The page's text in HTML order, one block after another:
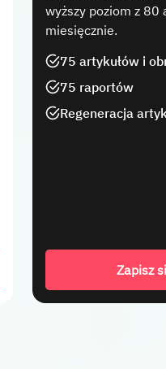
wyższy poziom z 80
miesięcznie.
75 artykułów i
75 raportów
Regeneracja
Zapisz